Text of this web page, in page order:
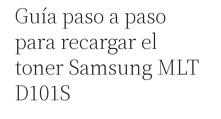
Guía paso a paso
para recargar el
toner Samsung MLT
D101S